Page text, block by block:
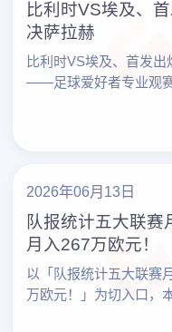
比利时VS埃及、
决萨拉赫
比利时VS埃及、首发
——足球爱好者专业观赛指南 — 一、核
论）
2026年06月13日
队报统计五大联赛
月入267万欧元！
以「队报统计五大联赛
万欧元！」为切入口，
爱好者专业观赛指南”